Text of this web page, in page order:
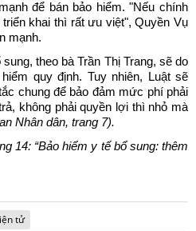
để bán bảo hiểm. "Nếu chính
khai thì rất ưu việt", Quyền Vụ
mạnh.
theo bà Trần Thị Trang, sẽ do
quy định. Tuy nhiên, Luật sẽ
chung để bảo đảm mức phí phải
không phải quyền lợi thì nhỏ mà
Nhân dân, trang 7).
14: “Bảo hiểm y tế bổ sung: thêm
tử